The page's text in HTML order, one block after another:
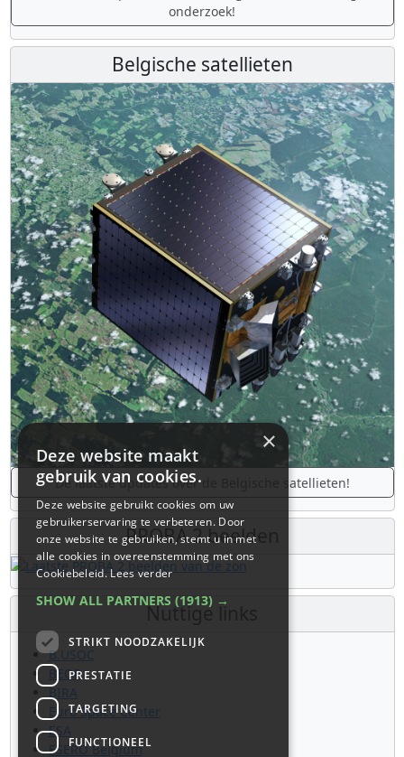
onderzoek!
Belgische satellieten
De laatste updates over de Belgische satellieten!
PROBA 2 beelden
Nuttige links
B.USOC
BEOP
BIRA
Euro Space Center
ESA
ESERO Belgium
×
Deze website maakt
gebruik van cookies.
Deze website gebruikt cookies om uw
gebruikerservaring te verbeteren. Door
onze website te gebruiken, stemt u in met
alle cookies in overeenstemming met ons
Cookiebeleid.Lees verder
SHOW ALL PARTNERS (1913) →
STRIKT NOODZAKELIJK
PRESTATIE
TARGETING
FUNCTIONEEL